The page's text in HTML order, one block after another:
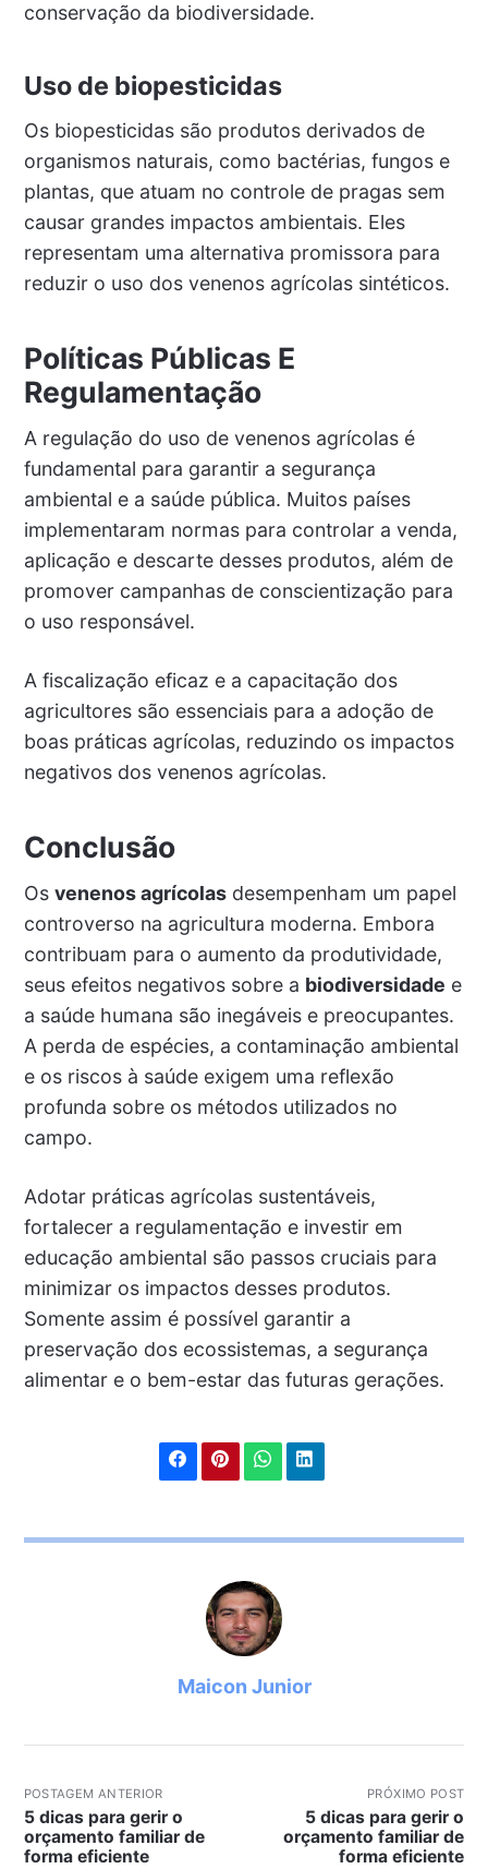
conservação da biodiversidade.
Uso de biopesticidas
Os biopesticidas são produtos derivados de
organismos naturais, como bactérias, fungos e
plantas, que atuam no controle de pragas sem
causar grandes impactos ambientais. Eles
representam uma alternativa promissora para
reduzir o uso dos venenos agrícolas sintéticos.
Políticas Públicas E
Regulamentação
A regulação do uso de venenos agrícolas é
fundamental para garantir a segurança
ambiental e a saúde pública. Muitos países
implementaram normas para controlar a venda,
aplicação e descarte desses produtos, além de
promover campanhas de conscientização para
o uso responsável.
A fiscalização eficaz e a capacitação dos
agricultores são essenciais para a adoção de
boas práticas agrícolas, reduzindo os impactos
negativos dos venenos agrícolas.
Conclusão
Os venenos agrícolasdesempenham um papel
controverso na agricultura moderna. Embora
contribuam para o aumento da produtividade,
seus efeitos negativos sobre a biodiversidade e
a saúde humana são inegáveis e preocupantes.
A perda de espécies, a contaminação ambiental
e os riscos à saúde exigem uma reflexão
profunda sobre os métodos utilizados no
campo.
Adotar práticas agrícolas sustentáveis,
fortalecer a regulamentação e investir em
educação ambiental são passos cruciais para
minimizar os impactos desses produtos.
Somente assim é possível garantir a
preservação dos ecossistemas, a segurança
alimentar e o bem-estar das futuras gerações.
Maicon Junior
POSTAGEM ANTERIOR
5 dicas para gerir o
orçamento familiar de
forma eficiente
PRÓXIMO POST
5 dicas para gerir o
orçamento familiar de
forma eficiente